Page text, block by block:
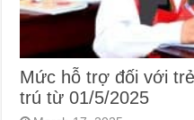
Mức hỗ trợ đối với
trú từ 01/5/2025